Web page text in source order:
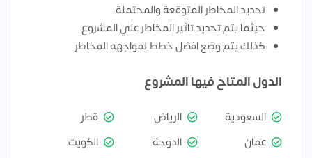
تحديد المخاطر المتوقعة والمحتملة
حيثما يتم تحديد تاثير المخاطر علي المشروع
كذلك يتم وضع افضل خطط لمواجهه المخاطر
الدول المتاح فيها المشروع
السعودية الرياض
قطر
عمان
الدوحة
الكويت